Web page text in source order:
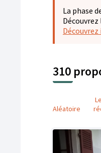
La phase
310
Aléatoire